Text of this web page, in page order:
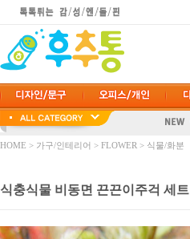
HOME > 가구/인테리어 > FLOWER > 식물/화분
식충식물 비동면 끈끈이주걱 세트